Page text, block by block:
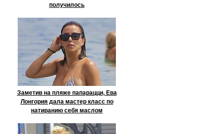
получилось
Заметив на пляже папарацци, Ева
Лонгория дала мастер класс по
натиранию себя маслом